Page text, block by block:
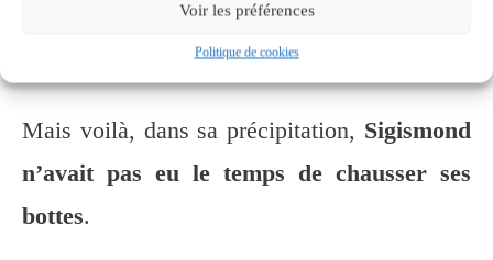
Voir les préférences
Politique de cookies
empressé, il les suivies le plus naturellement
Mais voilà, dans sa précipitation, Sigismond
n’avait pas eu le temps de chausser ses
bottes.